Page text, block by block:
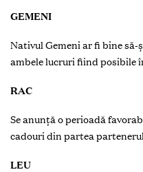
GEMENI
Nativul Gemeni ar fi bine să-
ambele lucruri fiind posibile
RAC
Se anunță o perioadă
cadouri din partea
LEU